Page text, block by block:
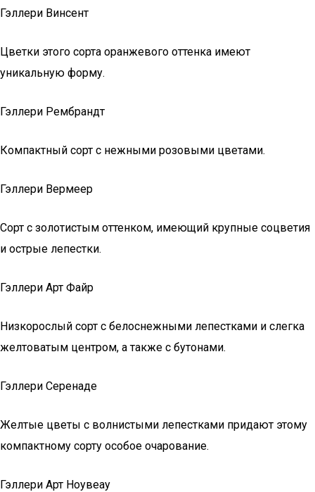
Гэллери Винсент
Цветки этого сорта оранжевого оттенка имеют
уникальную форму.
Гэллери Рембрандт
Компактный сорт с нежными розовыми цветами.
Гэллери Вермеер
Сорт с золотистым оттенком, имеющий крупные соцветия
и острые лепестки.
Гэллери Арт Файр
Низкорослый сорт с белоснежными лепестками и слегка
желтоватым центром, а также с бутонами.
Гэллери Серенаде
Желтые цветы с волнистыми лепестками придают этому
компактному сорту особое очарование.
Гэллери Арт Ноувеау